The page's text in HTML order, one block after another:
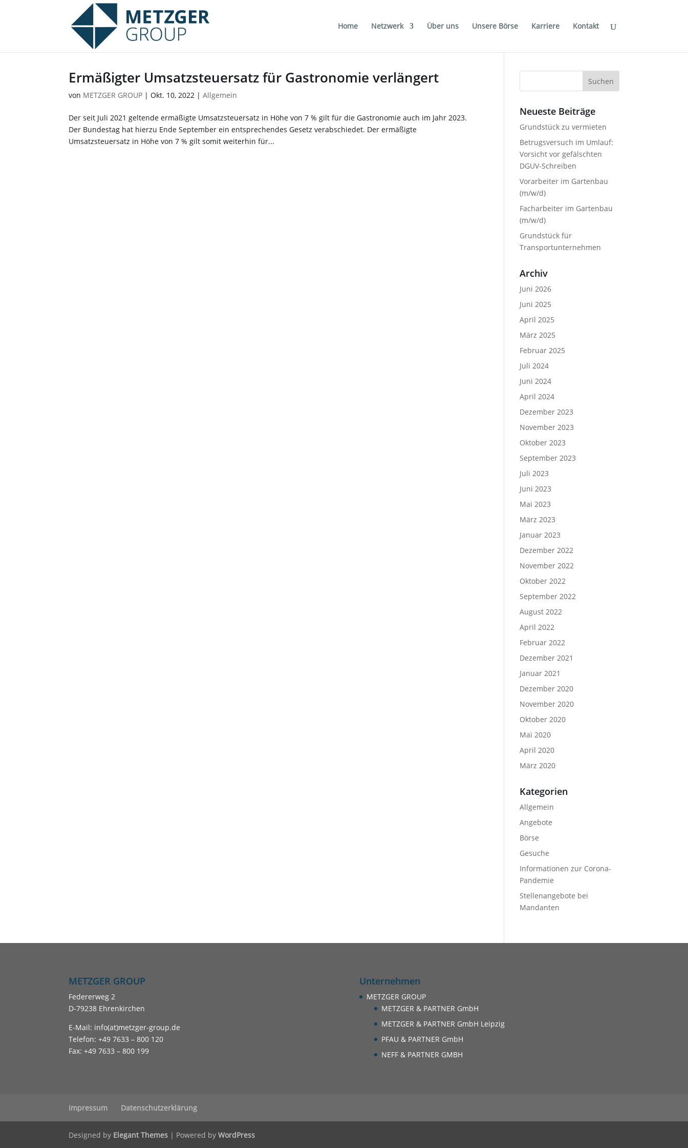
Home Netzwerk Über uns Unsere Börse Karriere Kontakt
Ermäßigter Umsatzsteuersatz für Gastronomie verlängert
von METZGER GROUP |Okt. 10, 2022 |Allgemein
Der seit Juli 2021 geltende ermäßigte Umsatzsteuersatz in Höhe von 7 % gilt für die Gastronomie auch im Jahr 2023.
Der Bundestag hat hierzu Ende September ein entsprechendes Gesetz verabschiedet. Der ermäßigte
Umsatzsteuersatz in Höhe von 7 % gilt somit weiterhin für...
Suchen
Neueste Beiträge
Grundstück zu vermieten
Betrugsversuch im Umlauf:
Vorsicht vor gefälschten
DGUV-Schreiben
Vorarbeiter im Gartenbau
(m/w/d)
Facharbeiter im Gartenbau
(m/w/d)
Grundstück für
Transportunternehmen
Archiv
Juni 2026
Juni 2025
April 2025
März 2025
Februar 2025
Juli 2024
Juni 2024
April 2024
Dezember 2023
November 2023
Oktober 2023
September 2023
Juli 2023
Juni 2023
Mai 2023
März 2023
Januar 2023
Dezember 2022
November 2022
Oktober 2022
September 2022
August 2022
April 2022
Februar 2022
Dezember 2021
Januar 2021
Dezember 2020
November 2020
Oktober 2020
Mai 2020
April 2020
März 2020
Kategorien
Allgemein
Angebote
Börse
Gesuche
Informationen zur Corona-
Pandemie
Stellenangebote bei
Mandanten
METZGER GROUP
Federerweg 2
D-79238 Ehrenkirchen
E-Mail: info(at)metzger-group.de
Telefon: +49 7633 – 800 120
Fax: +49 7633 – 800 199
Unternehmen
METZGER GROUP
METZGER & PARTNER GmbH
METZGER & PARTNER GmbH Leipzig
PFAU & PARTNER GmbH
NEFF & PARTNER GMBH
Impressum Datenschutzerklärung
Designed by Elegant Themes | Powered byWordPress